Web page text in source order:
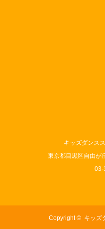
キッズダンス
東京都目黒区自由が
03-
Copyright © キッズ